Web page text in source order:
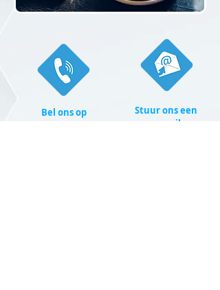
Stuur ons een
e-mail
Bel ons op